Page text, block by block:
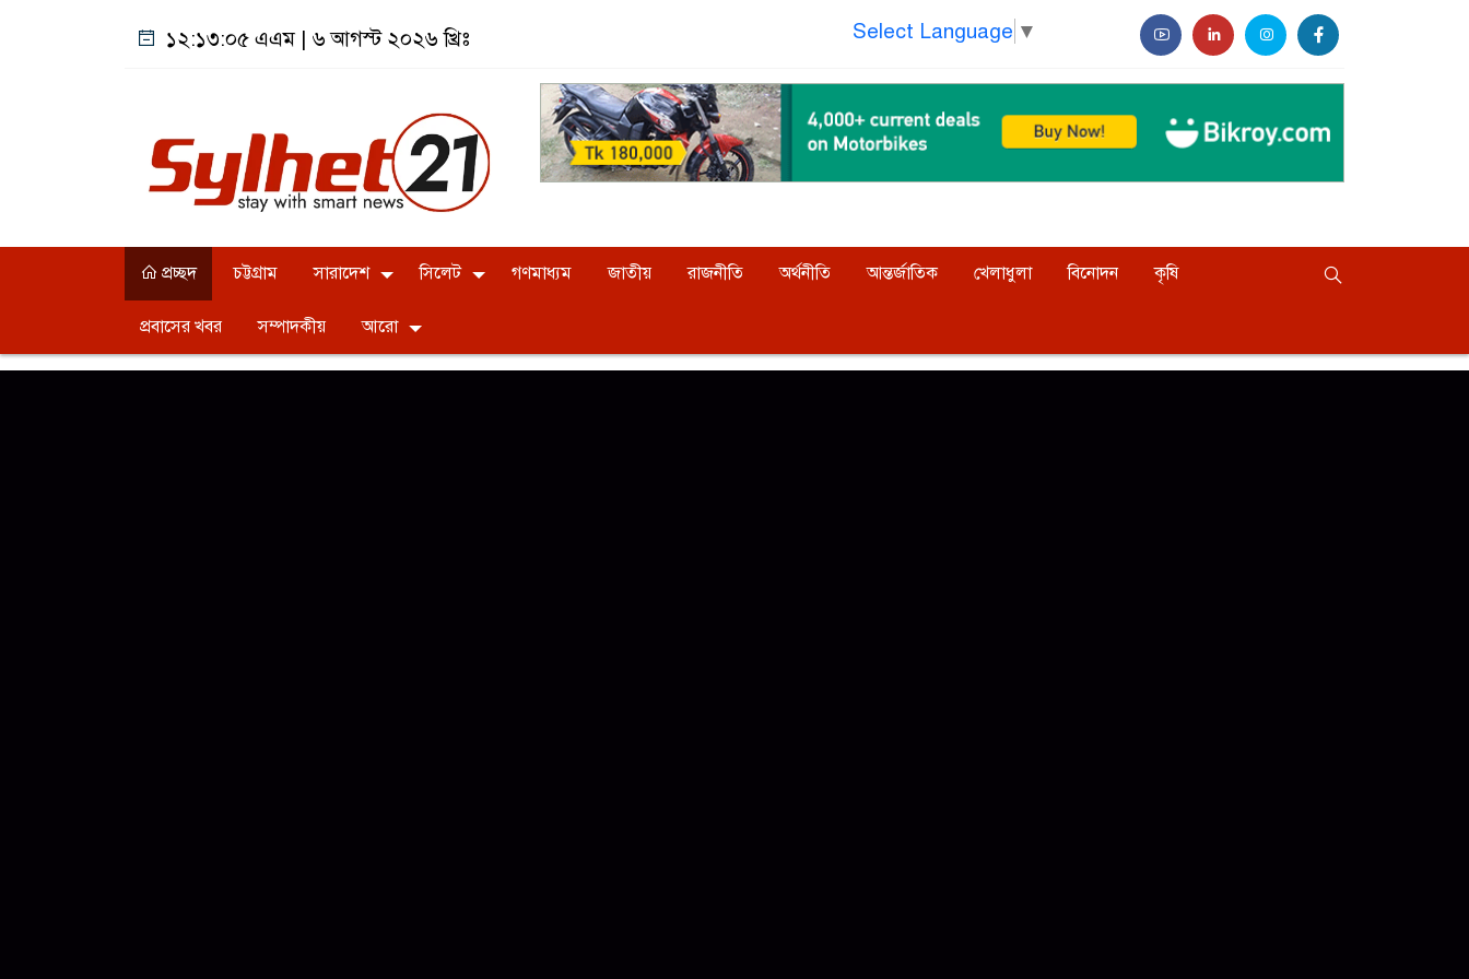
১২:১৩:০৫ এএম | ৬ আগস্ট ২০২৬ খ্রিঃ Select Language ▼
প্রচ্ছদ চট্টগ্রাম সারাদেশ সিলেট গণমাধ্যম জাতীয় রাজনীতি অর্থনীতি আন্তর্জাতিক খেলাধুলা বিনোদন কৃষি
প্রবাসের খবর সম্পাদকীয় আরো